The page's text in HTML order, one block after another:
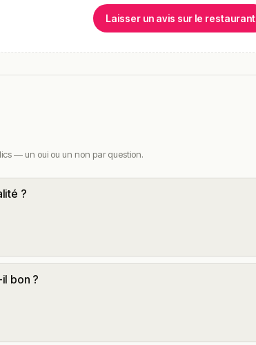
Laisser un avis sur le restaurant
— un oui ou un non par question.
?
bon ?